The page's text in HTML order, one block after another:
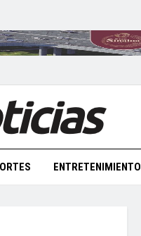
ENTRETENIMIENTO